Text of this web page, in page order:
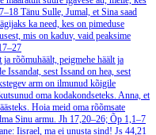
Tänu Sulle, Jumal, et Sina saad
ka need, kes on pimeduse
mis on kaduv, vaid peaksime
rõõmuhäält, peigmehe häält ja
Issandat, sest Issand on hea, sest
arm on ilmunud kõigile
oma kodakondseteks. Anna, et
Hoia meid oma rõõmsate
Sinu armu. Jh 17,20–26; Õp 1,1–7
Iisrael, ma ei unusta sind! Js 44,21